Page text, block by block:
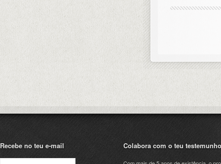
Recebe no teu e-mail Colabora com o teu testemunho